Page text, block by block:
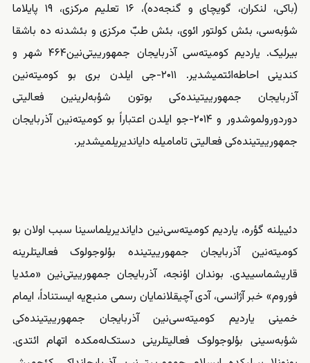
(باکی، لنکران، گویچای و گنجه‌ده)، ۱۶ تعلیم مرکزی، ۱۹ پایلاما
شؤبه‌سی، بئش کولتور ائوی، بئش طبّ مرکزی و بئشدنه ده باشقا
بیرلیک. یاردیم کومیته‌سی آذربایجان جمهورییتی‌نین۴۶۴ شهر و
کندینی احاطه‌‌‌ائتمیشدیر. ۲۰۱۱-جی ایلدن بری بو کومیته‌نین
آذربایجان جمهورییتینده‌کی بوتون شؤبه‌لرینین فعالیتی
دوردورولموشدور
و ۲۰۱۴-جو ایلدن اعتباراً بو کومیته‌نین آذربایجان
جمهورییتینده‌کی فعالیتی تامامیله دایاندیریلمیشدیر.
دئییلنه گؤره، یاردیم کومیته‌سی‌نین دایاندیریلماسینا سبب اولان بو
کومیته‌نین آذربایجان جمهورییتینده بؤلوجولوک فعالیتلرینه
قاریشماسییدی. بوندان اؤنجه، آذربایجان جمهورییتی‌نین «مئدیا
فوروم» خبر آژانسی، آدی آچیقلانمایان رسمی منبع‌یه ایستناداً، ایمام
خمینی یاردیم کومیته‌سی‌نین آذربایجان جمهورییتینده‌کی
شؤبه‌سینی بؤلوجولوک فعالیتلرینی دستک‌له‌مکده اتهام ائتدی.